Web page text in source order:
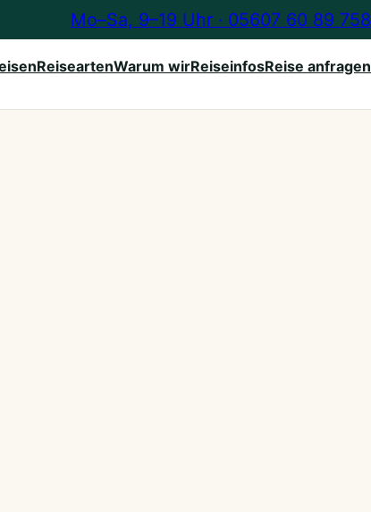
Mo–Sa, 9–19 Uhr · 05607 60 89 758
ReiseartenWarum wirReiseinfosReise anfragen